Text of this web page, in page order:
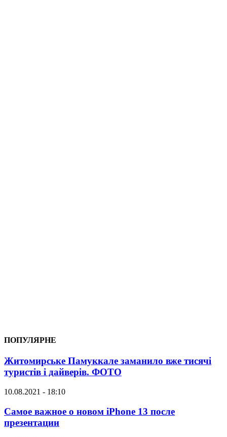
ПОПУЛЯРНЕ
Житомирське Памуккале заманило вже тисячі
туристів і дайверів. ФОТО
10.08.2021 - 18:10
Самое важное о новом iPhone 13 после
презентации